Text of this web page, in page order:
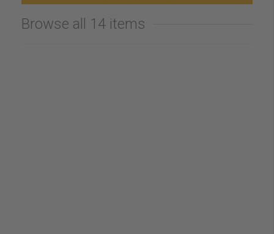
Browse all 14 items